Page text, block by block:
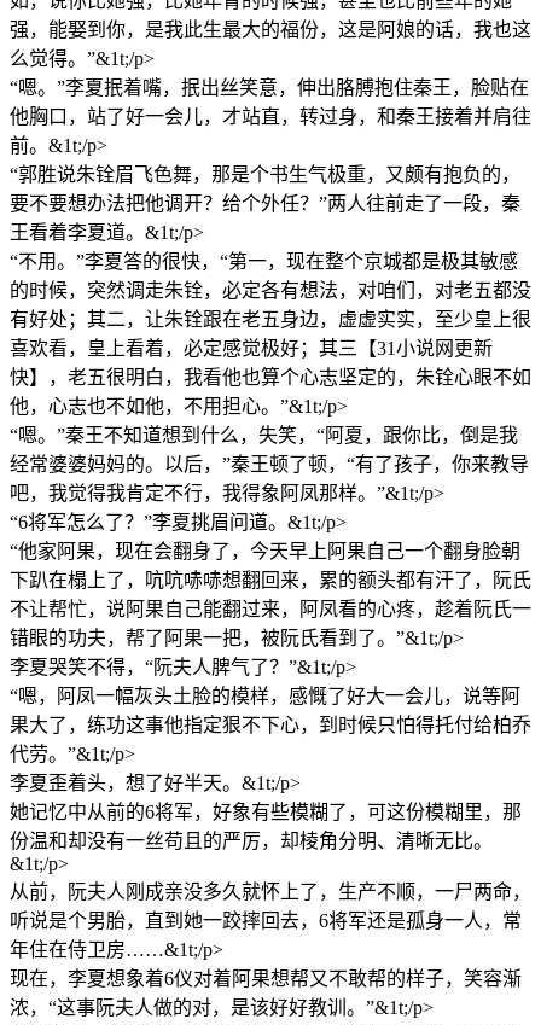
强，能娶到你，是我此生最大的福份，这是阿娘的话，我也这
么觉得。”&1t;/p>
“嗯。”李夏抿着嘴，抿出丝笑意，伸出胳膊抱住秦王，脸贴在
他胸口，站了好一会儿，才站直，转过身，和秦王接着并肩往
前。&1t;/p>
“郭胜说朱铨眉飞色舞，那是个书生气极重，又颇有抱负的，
要不要想办法把他调开？给个外任？”两人往前走了一段，秦
王看着李夏道。&1t;/p>
“不用。”李夏答的很快，“第一，现在整个京城都是极其敏感
的时候，突然调走朱铨，必定各有想法，对咱们，对老五都没
有好处；其二，让朱铨跟在老五身边，虚虚实实，至少皇上很
喜欢看，皇上看着，必定感觉极好；其三【31小说网更新
快】，老五很明白，我看他也算个心志坚定的，朱铨心眼不如
他，心志也不如他，不用担心。”&1t;/p>
“嗯。”秦王不知道想到什么，失笑，“阿夏，跟你比，倒是我
经常婆婆妈妈的。以后，”秦王顿了顿，“有了孩子，你来教导
吧，我觉得我肯定不行，我得象阿凤那样。”&1t;/p>
“6将军怎么了？”李夏挑眉问道。&1t;/p>
“他家阿果，现在会翻身了，今天早上阿果自己一个翻身脸朝
下趴在榻上了，吭吭哧哧想翻回来，累的额头都有汗了，阮氏
不让帮忙，说阿果自己能翻过来，阿凤看的心疼，趁着阮氏一
错眼的功夫，帮了阿果一把，被阮氏看到了。”&1t;/p>
李夏哭笑不得，“阮夫人脾气了？”&1t;/p>
“嗯，阿凤一幅灰头土脸的模样，感慨了好大一会儿，说等阿
果大了，练功这事他指定狠不下心，到时候只怕得托付给柏乔
代劳。”&1t;/p>
李夏歪着头，想了好半天。&1t;/p>
她记忆中从前的6将军，好象有些模糊了，可这份模糊里，那
份温和却没有一丝苟且的严厉，却棱角分明、清晰无比。
&1t;/p>
从前，阮夫人刚成亲没多久就怀上了，生产不顺，一尸两命，
听说是个男胎，直到她一跤摔回去，6将军还是孤身一人，常
年住在侍卫房……&1t;/p>
现在，李夏想象着6仪对着阿果想帮又不敢帮的样子，笑容渐
浓，“这事阮夫人做的对，是该好好教训。”&1t;/p>